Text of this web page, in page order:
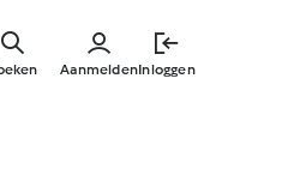
AanmeldenInloggen